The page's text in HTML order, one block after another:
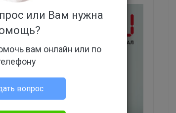
или Вам нужна
вам онлайн или по
вопрос